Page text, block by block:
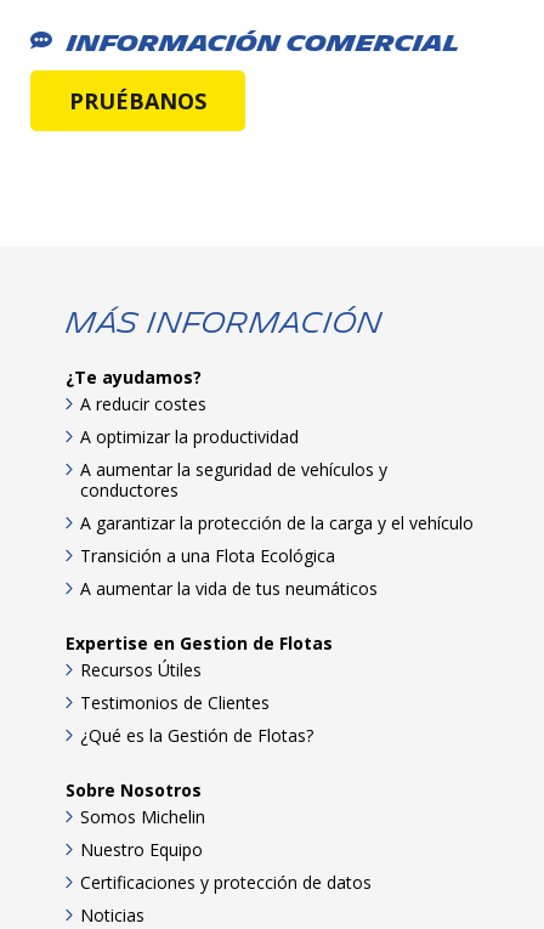
Información Comercial
PRUÉBANOS
Más Información
¿Te ayudamos?
A reducir costes
A optimizar la productividad
A aumentar la seguridad de vehículos y
conductores
A garantizar la protección de la carga y el vehículo
Transición a una Flota Ecológica
A aumentar la vida de tus neumáticos
Expertise en Gestion de Flotas
Recursos Útiles
Testimonios de Clientes
¿Qué es la Gestión de Flotas?
Sobre Nosotros
Somos Michelin
Nuestro Equipo
Certificaciones y protección de datos
Noticias